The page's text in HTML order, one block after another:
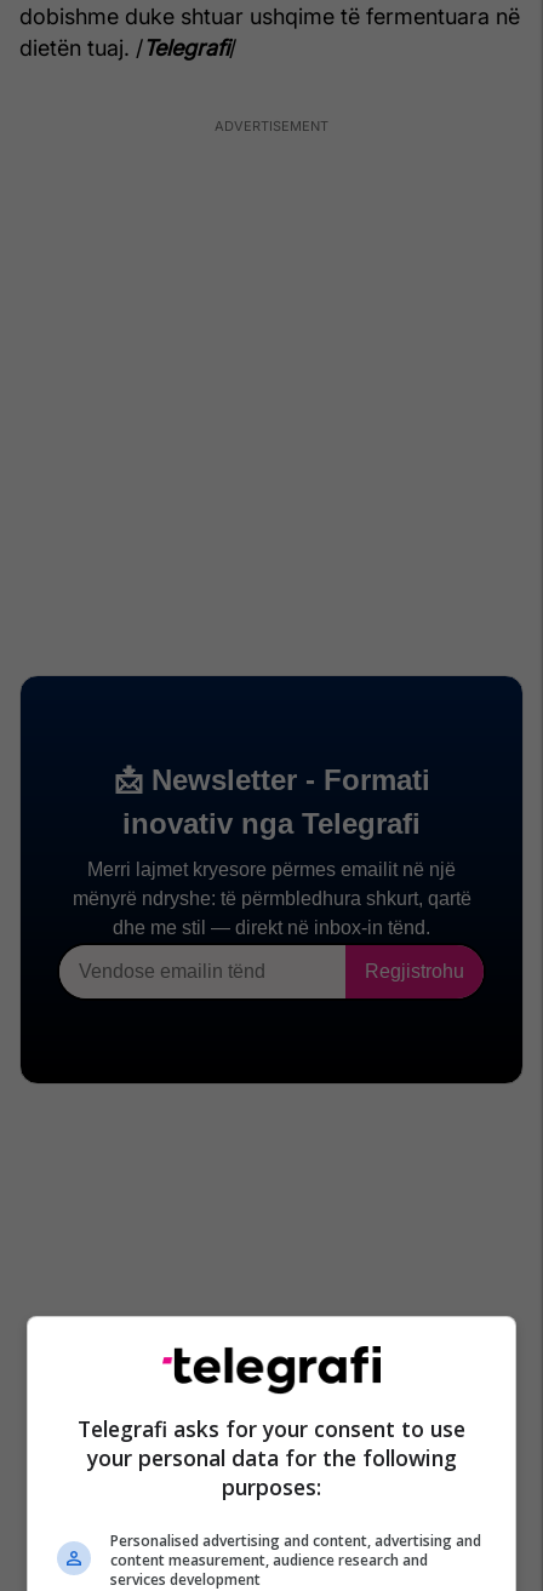
dobishme duke shtuar ushqime të fermentuara në
dietën tuaj. /Telegrafi/
Telegrafi asks for your consent to use
your personal data for the following
purposes:
Personalised advertising and content, advertising and
content measurement, audience research and
services development